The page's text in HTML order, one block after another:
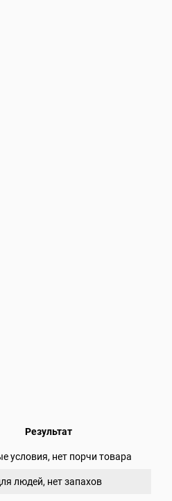
Результат
условия, нет порчи товара
людей, нет запахов